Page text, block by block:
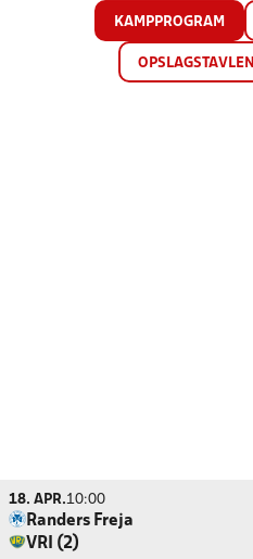
KAMPPROGRAM
OPSLAGSTAVLEN
18. APR.10:00
Randers Freja
VRI (2)